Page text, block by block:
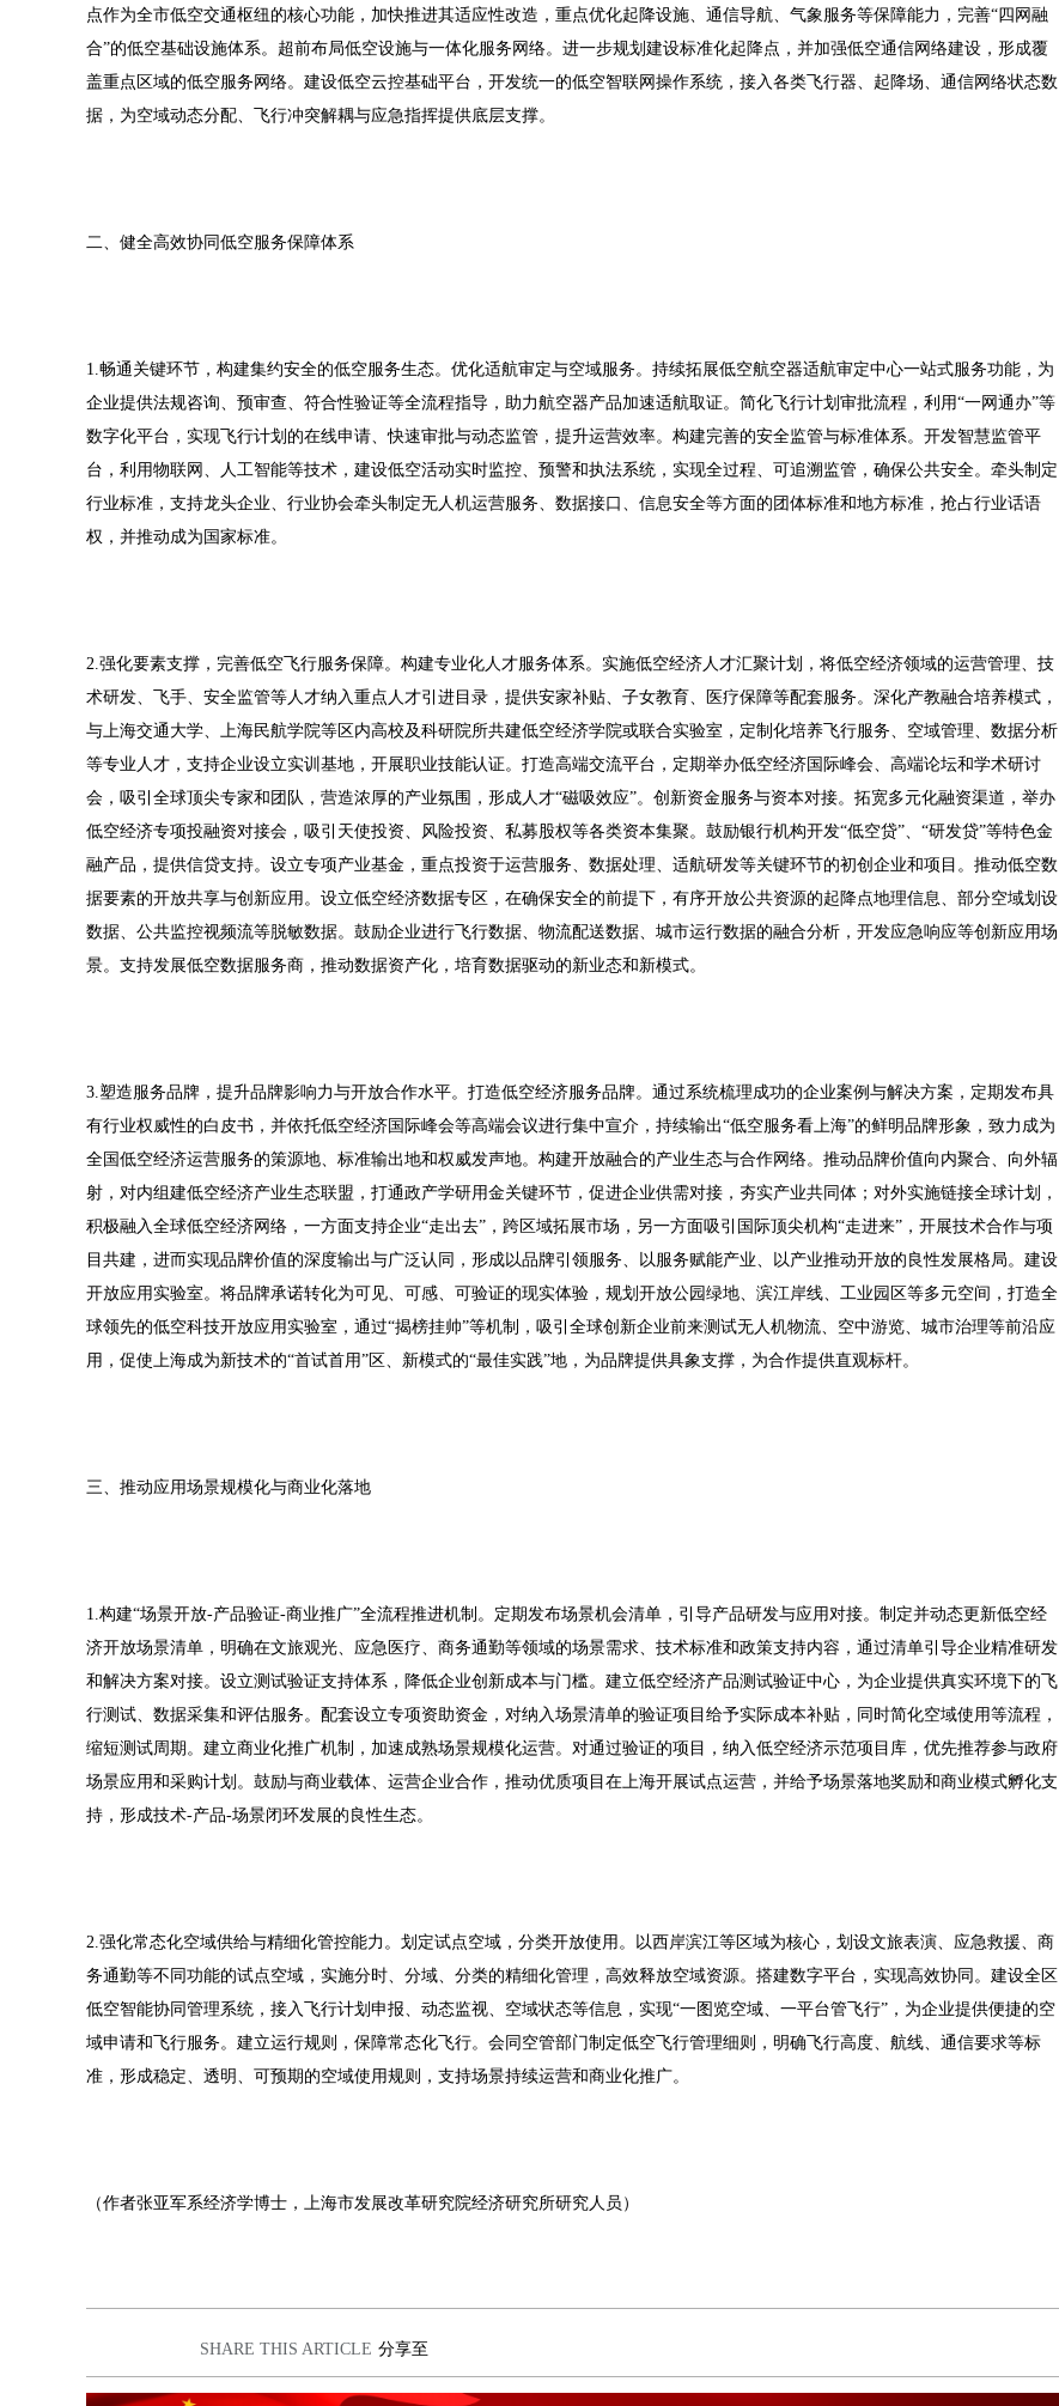
点作为全市低空交通枢纽的核心功能，加快推进其适应性改造，重点优化起降设施、通信导航、气象服务等保障能力，完善“四网融
合”的低空基础设施体系。超前布局低空设施与一体化服务网络。进一步规划建设标准化起降点，并加强低空通信网络建设，形成覆
盖重点区域的低空服务网络。建设低空云控基础平台，开发统一的低空智联网操作系统，接入各类飞行器、起降场、通信网络状态数
据，为空域动态分配、飞行冲突解耦与应急指挥提供底层支撑。
二、健全高效协同低空服务保障体系
1.畅通关键环节，构建集约安全的低空服务生态。优化适航审定与空域服务。持续拓展低空航空器适航审定中心一站式服务功能，为
企业提供法规咨询、预审查、符合性验证等全流程指导，助力航空器产品加速适航取证。简化飞行计划审批流程，利用“一网通办”等
数字化平台，实现飞行计划的在线申请、快速审批与动态监管，提升运营效率。构建完善的安全监管与标准体系。开发智慧监管平
台，利用物联网、人工智能等技术，建设低空活动实时监控、预警和执法系统，实现全过程、可追溯监管，确保公共安全。牵头制定
行业标准，支持龙头企业、行业协会牵头制定无人机运营服务、数据接口、信息安全等方面的团体标准和地方标准，抢占行业话语
权，并推动成为国家标准。
2.强化要素支撑，完善低空飞行服务保障。构建专业化人才服务体系。实施低空经济人才汇聚计划，将低空经济领域的运营管理、技
术研发、飞手、安全监管等人才纳入重点人才引进目录，提供安家补贴、子女教育、医疗保障等配套服务。深化产教融合培养模式，
与上海交通大学、上海民航学院等区内高校及科研院所共建低空经济学院或联合实验室，定制化培养飞行服务、空域管理、数据分析
等专业人才，支持企业设立实训基地，开展职业技能认证。打造高端交流平台，定期举办低空经济国际峰会、高端论坛和学术研讨
会，吸引全球顶尖专家和团队，营造浓厚的产业氛围，形成人才“磁吸效应”。创新资金服务与资本对接。拓宽多元化融资渠道，举办
低空经济专项投融资对接会，吸引天使投资、风险投资、私募股权等各类资本集聚。鼓励银行机构开发“低空贷”、“研发贷”等特色金
融产品，提供信贷支持。设立专项产业基金，重点投资于运营服务、数据处理、适航研发等关键环节的初创企业和项目。推动低空数
据要素的开放共享与创新应用。设立低空经济数据专区，在确保安全的前提下，有序开放公共资源的起降点地理信息、部分空域划设
数据、公共监控视频流等脱敏数据。鼓励企业进行飞行数据、物流配送数据、城市运行数据的融合分析，开发应急响应等创新应用场
景。支持发展低空数据服务商，推动数据资产化，培育数据驱动的新业态和新模式。
3.塑造服务品牌，提升品牌影响力与开放合作水平。打造低空经济服务品牌。通过系统梳理成功的企业案例与解决方案，定期发布具
有行业权威性的白皮书，并依托低空经济国际峰会等高端会议进行集中宣介，持续输出“低空服务看上海”的鲜明品牌形象，致力成为
全国低空经济运营服务的策源地、标准输出地和权威发声地。构建开放融合的产业生态与合作网络。推动品牌价值向内聚合、向外辐
射，对内组建低空经济产业生态联盟，打通政产学研用金关键环节，促进企业供需对接，夯实产业共同体；对外实施链接全球计划，
积极融入全球低空经济网络，一方面支持企业“走出去”，跨区域拓展市场，另一方面吸引国际顶尖机构“走进来”，开展技术合作与项
目共建，进而实现品牌价值的深度输出与广泛认同，形成以品牌引领服务、以服务赋能产业、以产业推动开放的良性发展格局。建设
开放应用实验室。将品牌承诺转化为可见、可感、可验证的现实体验，规划开放公园绿地、滨江岸线、工业园区等多元空间，打造全
球领先的低空科技开放应用实验室，通过“揭榜挂帅”等机制，吸引全球创新企业前来测试无人机物流、空中游览、城市治理等前沿应
用，促使上海成为新技术的“首试首用”区、新模式的“最佳实践”地，为品牌提供具象支撑，为合作提供直观标杆。
三、推动应用场景规模化与商业化落地
1.构建“场景开放-产品验证-商业推广”全流程推进机制。定期发布场景机会清单，引导产品研发与应用对接。制定并动态更新低空经
济开放场景清单，明确在文旅观光、应急医疗、商务通勤等领域的场景需求、技术标准和政策支持内容，通过清单引导企业精准研发
和解决方案对接。设立测试验证支持体系，降低企业创新成本与门槛。建立低空经济产品测试验证中心，为企业提供真实环境下的飞
行测试、数据采集和评估服务。配套设立专项资助资金，对纳入场景清单的验证项目给予实际成本补贴，同时简化空域使用等流程，
缩短测试周期。建立商业化推广机制，加速成熟场景规模化运营。对通过验证的项目，纳入低空经济示范项目库，优先推荐参与政府
场景应用和采购计划。鼓励与商业载体、运营企业合作，推动优质项目在上海开展试点运营，并给予场景落地奖励和商业模式孵化支
持，形成技术-产品-场景闭环发展的良性生态。
2.强化常态化空域供给与精细化管控能力。划定试点空域，分类开放使用。以西岸滨江等区域为核心，划设文旅表演、应急救援、商
务通勤等不同功能的试点空域，实施分时、分域、分类的精细化管理，高效释放空域资源。搭建数字平台，实现高效协同。建设全区
低空智能协同管理系统，接入飞行计划申报、动态监视、空域状态等信息，实现“一图览空域、一平台管飞行”，为企业提供便捷的空
域申请和飞行服务。建立运行规则，保障常态化飞行。会同空管部门制定低空飞行管理细则，明确飞行高度、航线、通信要求等标
准，形成稳定、透明、可预期的空域使用规则，支持场景持续运营和商业化推广。
（作者张亚军系经济学博士，上海市发展改革研究院经济研究所研究人员）
SHARE THIS ARTICLE 分享至